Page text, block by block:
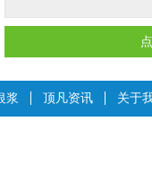
浆 顶凡资讯 关于